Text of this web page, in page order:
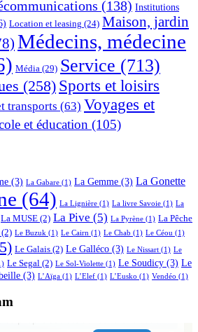
(138) Institutions
Location et leasing (24) Maison, jardin
Médecins, médecine
Média (29) Service (713)
(258) Sports et loisirs
transports (63) Voyages et
et éducation (105)
(3) La Gabare (1) La Gemme (3) La Gonette
(64) La Lignière (1) La livre Savoie (1) La
La MUSE (2) La Pive (5) La Pyrène (1) La Pêche
(2) Le Buzuk (1) Le Cairn (1) Le Chab (1) Le Céou (1)
Le Galais (2) Le Galléco (3) Le Nissart (1) Le
Le Segal (2) Le Sol-Violette (1) Le Soudicy (3) Le
(3) L’Aïga (1) L’Elef (1) L’Eusko (1) Vendéo (1)